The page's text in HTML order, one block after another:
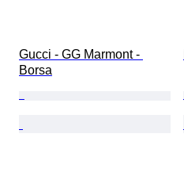
Gucci - GG Marmont -
Borsa